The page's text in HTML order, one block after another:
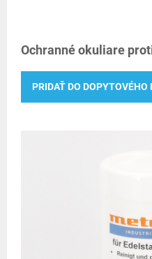
Ochranné okuliare
PRIDAŤ DO DOPYTOVÉHO